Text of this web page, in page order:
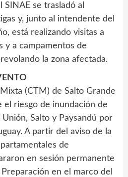
se trasladó al
y, junto al intendente del
está realizando visitas a
y a campamentos de
la zona afectada.
(CTM) de Salto Grande
el riesgo de inundación de
Unión, Salto y Paysandú por
A partir del aviso de la
de
en sesión permanente
en el marco del